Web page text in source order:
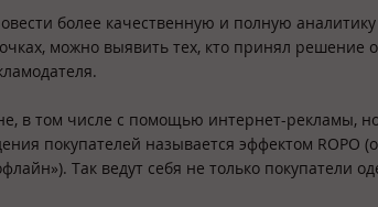
более качественную и полную
можно выявить тех, кто принял решение
в том числе с помощью интернет-рекламы,
покупателей называется эффектом ROPO
Так ведут себя не только покупатели